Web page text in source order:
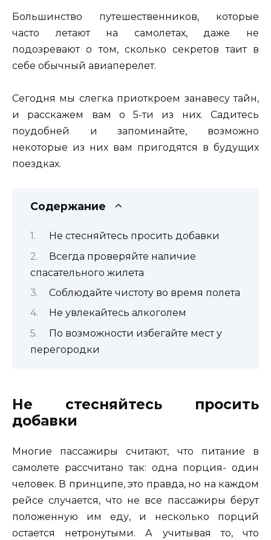
Большинство путешественников, которые
часто летают на самолетах, даже не
подозревают о том, сколько секретов таит в
себе обычный авиаперелет.
Сегодня мы слегка приоткроем занавесу тайн,
и расскажем вам о 5-ти из них. Садитесь
поудобней и запоминайте, возможно
некоторые из них вам пригодятся в будущих
поездках.
Содержание
Не стесняйтесь просить добавки
Всегда проверяйте наличие
спасательного жилета
Соблюдайте чистоту во время полета
Не увлекайтесь алкоголем
По возможности избегайте мест у
перегородки
Не стесняйтесь просить
добавки
Многие пассажиры считают, что питание в
самолете рассчитано так: одна порция- один
человек. В принципе, это правда, но на каждом
рейсе случается, что не все пассажиры берут
положенную им еду, и несколько порций
остается нетронутыми. А учитывая то, что